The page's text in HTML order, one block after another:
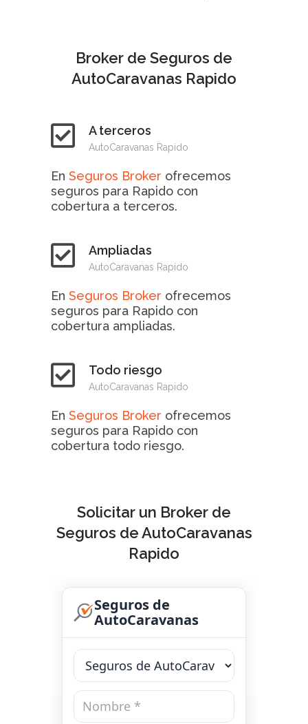
Broker de Seguros de
AutoCaravanas Rapido
A terceros
AutoCaravanas Rapido
En Seguros Broker ofrecemos
seguros para Rapido con
cobertura a terceros.
Ampliadas
AutoCaravanas Rapido
En Seguros Broker ofrecemos
seguros para Rapido con
cobertura ampliadas.
Todo riesgo
AutoCaravanas Rapido
En Seguros Broker ofrecemos
seguros para Rapido con
cobertura todo riesgo.
Solicitar un Broker de
Seguros de AutoCaravanas
Rapido